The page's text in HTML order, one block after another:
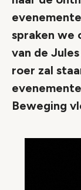
spraken we
van de
roer zal
Beweging